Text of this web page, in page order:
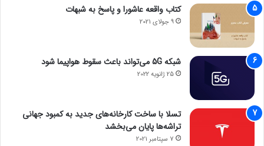
کتاب واقعه عاشورا و پاسخ به شبهات
9 جولای 2021
شبکه 5G می‌تواند باعث سقوط هواپیما شود
25 ژانویه 2022
تسلا با ساخت کارخانه‌های جدید به کمبود جهانی
تراشه‌ها پایان می‌بخشد
7 سپتامبر 2021